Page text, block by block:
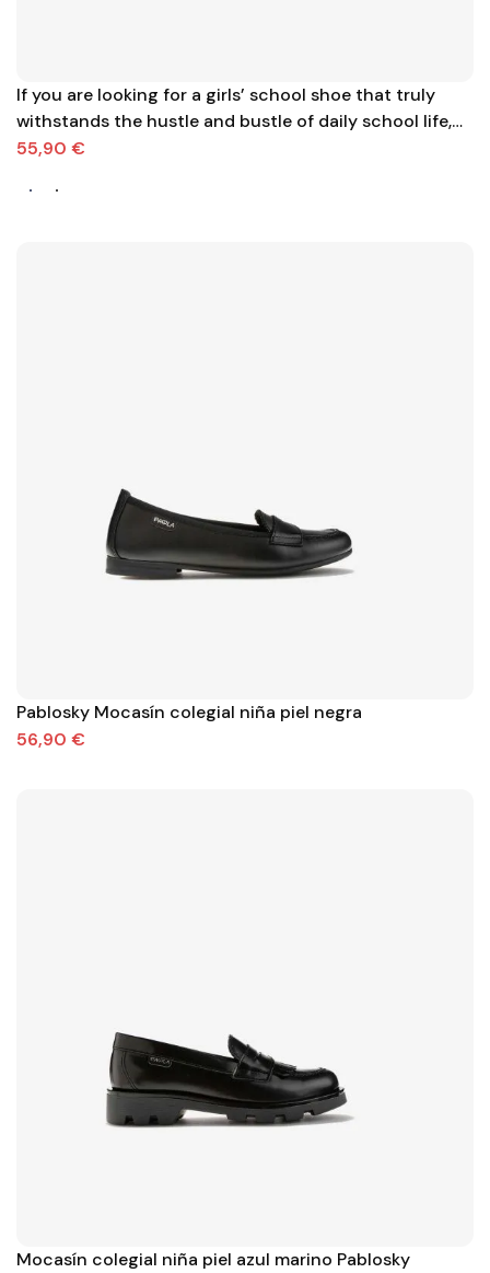
If you are looking for a girls’ school shoe that truly
withstands the hustle and bustle of daily school life,
this Pablosky model may be just what you need. It is
55,90 €
Pablosky Mocasín colegial niña piel negra
56,90 €
Mocasín colegial niña piel azul marino Pablosky